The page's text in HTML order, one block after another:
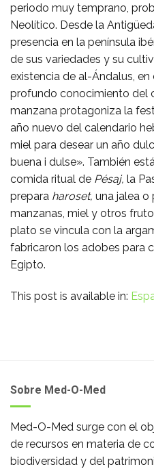
periodo muy temprano,
Neolítico. Desde la
presencia en la península
de sus variedades y su
existencia de al-Ándalus,
profundo conocimiento del
manzana protagoniza la
año nuevo del calendario
miel para desear un año
buena i dulse». También
comida ritual de Pésaj, la
prepara haroset, una jalea o
manzanas, miel y otros
plato se vincula con la
fabricaron los adobes para
Egipto.
This post is available in:
Sobre Med-O-Med
Med-O-Med surge con el
de recursos en materia de
biodiversidad y del